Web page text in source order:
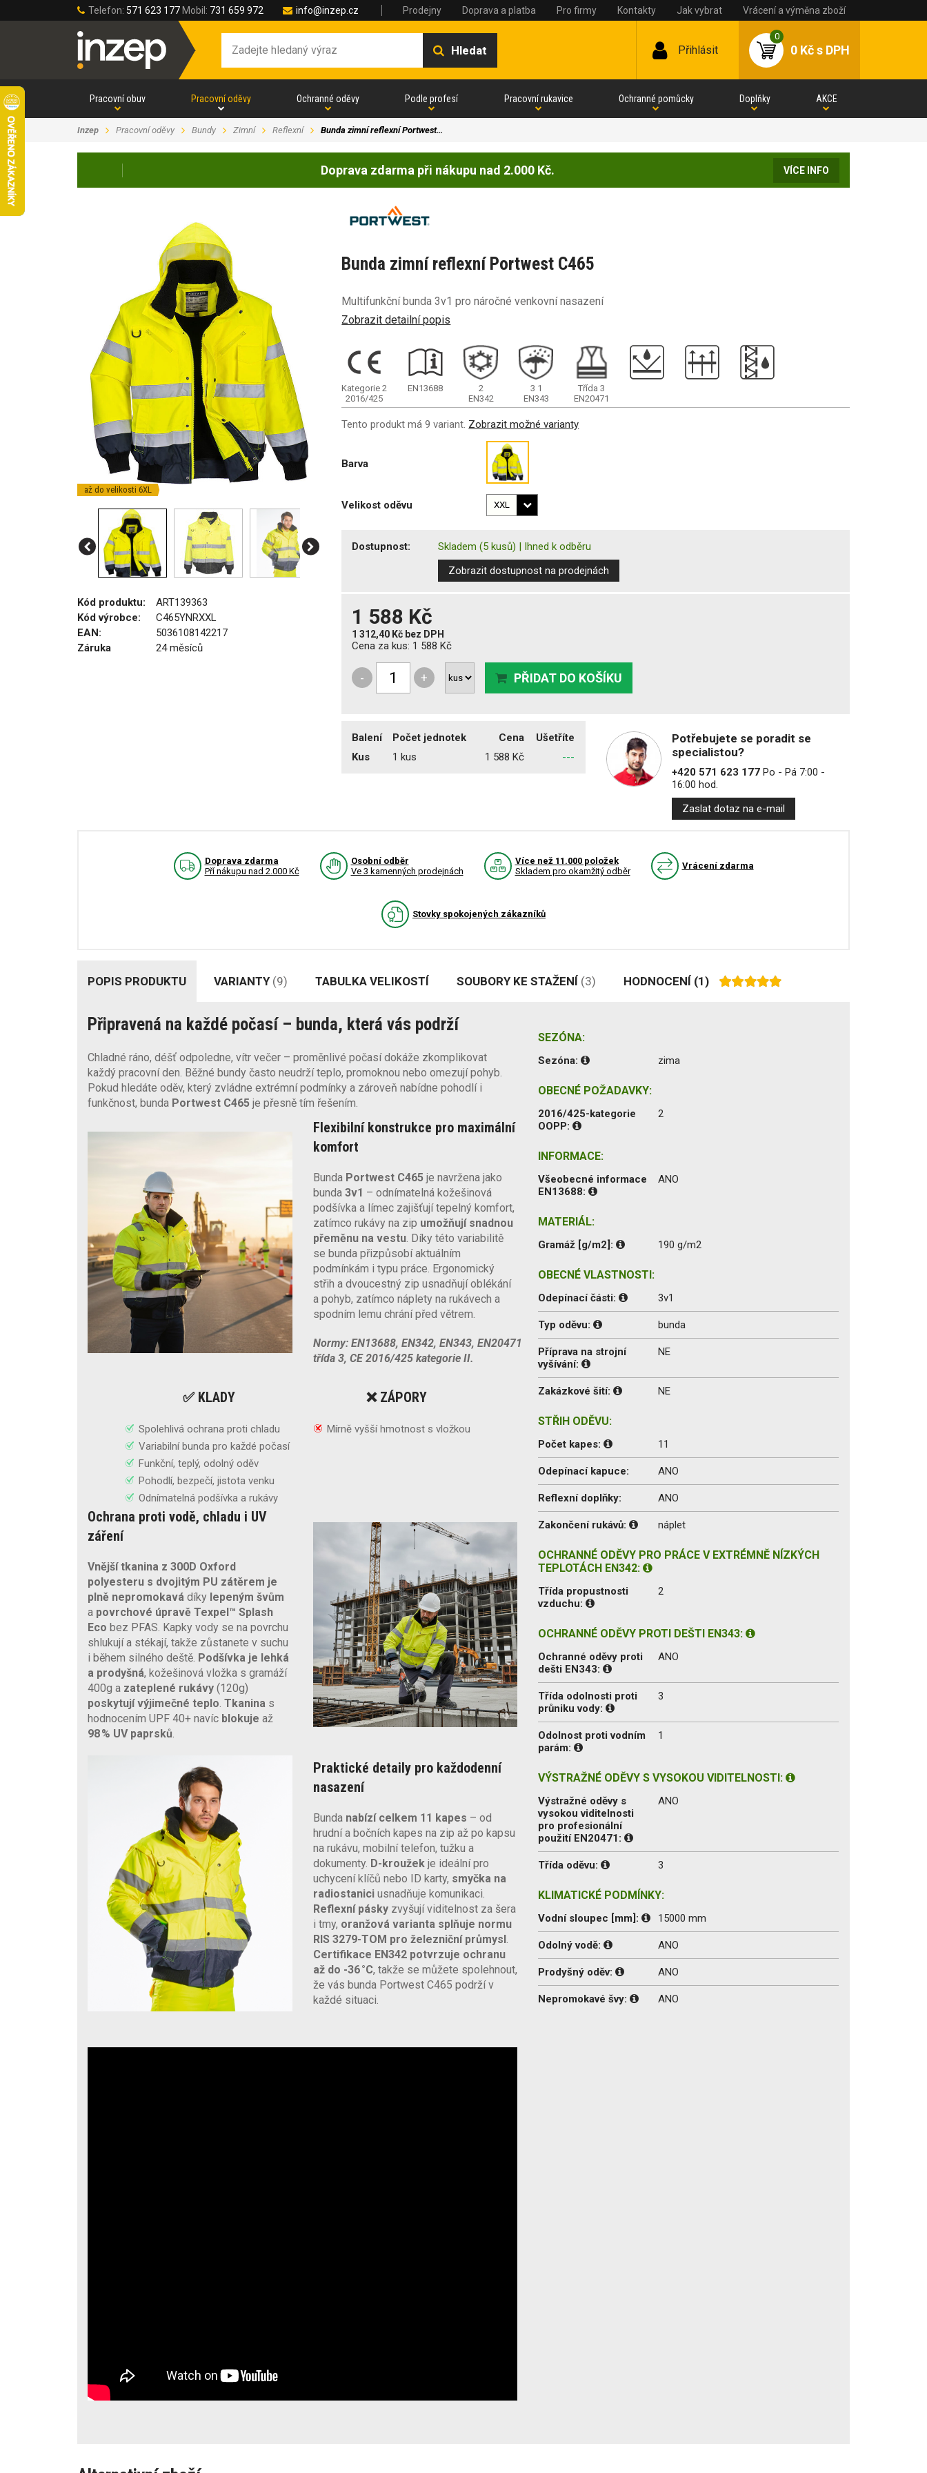
Telefon: 571 623 177 Mobil: 731 659 972 info@inzep.cz Prodejny Doprava a platba Pro firmy Kontakty Jak vybrat Vrácení a výměna zboží
Hledat Přihlásit
0
0 Kčs DPH
Pracovní obuv Pracovní oděvy Ochranné oděvy Podle profesí Pracovní rukavice Ochranné pomůcky Doplňky AKCE
Inzep Pracovní oděvy Bundy Zimní Reflexní Bunda zimní reflexní Portwest…
Doprava zdarma při nákupu nad 2.000 Kč. VÍCE INFO
až do velikosti 6XL
Kód produktu:
ART139363
Kód výrobce:
C465YNRXXL
EAN:
5036108142217
Záruka
24 měsíců
Bunda zimní reflexní Portwest C465
Multifunkční bunda 3v1 pro náročné venkovní nasazení
Zobrazit detailní popis
Kategorie 2
2016/425
EN13688
2
EN342
3 1
EN343
Třída 3
EN20471
Tento produkt má 9 variant. Zobrazit možné varianty
Barva
Velikost oděvu
Dostupnost: Skladem (5 kusů) | Ihned k odběru
Zobrazit dostupnost na prodejnách
1 588 Kč
1 312,40 Kč bez DPH
Cena za kus: 1 588 Kč
- + PŘIDAT DO KOŠÍKU
Balení Počet jednotek Cena
Ušetříte
Kus
1 kus 1 588 Kč ---
Potřebujete se poradit se
specialistou?
+420 571 623 177Po - Pá 7:00 -
16:00 hod.
Zaslat dotaz na e-mail
Doprava zdarma
Pří nákupu nad 2.000 Kč
Osobní odběr
Ve 3 kamenných prodejnách
Více než 11.000 položek
Skladem pro okamžitý odběr
Vrácení zdarma
Stovky spokojených zákazníků
POPIS PRODUKTU VARIANTY (9) TABULKA VELIKOSTÍ SOUBORY KE STAŽENÍ (3) HODNOCENÍ (1)
Připravená na každé počasí – bunda, která vás podrží
Chladné ráno, déšť odpoledne, vítr večer – proměnlivé počasí dokáže zkomplikovat
každý pracovní den. Běžné bundy často neudrží teplo, promoknou nebo omezují pohyb.
Pokud hledáte oděv, který zvládne extrémní podmínky a zároveň nabídne pohodlí i
funkčnost, bunda Portwest C465 je přesně tím řešením.
Flexibilní konstrukce pro maximální
komfort
BundaPortwest C465 je navržena jako
bunda 3v1 – odnímatelná kožešinová
podšívka a límec zajišťují tepelný komfort,
zatímco rukávy na zip umožňují snadnou
přeměnu na vestu. Díky této variabilitě
se bunda přizpůsobí aktuálním
podmínkám i typu práce. Ergonomický
střih a dvoucestný zip usnadňují oblékání
a pohyb, zatímco náplety na rukávech a
spodním lemu chrání před větrem.
Normy: EN13688, EN342, EN343, EN20471
třída 3, CE 2016/425 kategorie II.
✅ KLADY
Spolehlivá ochrana proti chladu
Variabilní bunda pro každé počasí
Funkční, teplý, odolný oděv
Pohodlí, bezpečí, jistota venku
Odnímatelná podšívka a rukávy
❌ ZÁPORY
Mírně vyšší hmotnost s vložkou
Ochrana proti vodě, chladu i UV
záření
Vnější tkanina z 300D Oxford
polyesteru s dvojitým PU zátěrem je
plně nepromokavá díky lepeným švům
a povrchové úpravě Texpel™ Splash
Eco bez PFAS. Kapky vody se na povrchu
shlukují a stékají, takže zůstanete v suchu
i během silného deště. Podšívka je lehká
a prodyšná, kožešinová vložka s gramáží
400g a zateplené rukávy (120g)
poskytují výjimečné teplo. Tkanina s
hodnocením UPF 40+ navíc blokuje až
98 % UV paprsků.
Praktické detaily pro každodenní
nasazení
Bunda nabízí celkem 11 kapes – od
hrudní a bočních kapes na zip až po kapsu
na rukávu, mobilní telefon, tužku a
dokumenty. D-kroužekje ideální pro
uchycení klíčů nebo ID karty, smyčka na
radiostaniciusnadňuje komunikaci.
Reflexní páskyzvyšují viditelnost za šera
i tmy, oranžová varianta splňuje normu
RIS 3279-TOM pro železniční průmysl .
Certifikace EN342 potvrzuje ochranu
až do -36 °C, takže se můžete spolehnout,
že vás bunda Portwest C465 podrží v
každé situaci.
SEZÓNA:
Sezóna: zima
OBECNÉ POŽADAVKY:
2016/425-kategorie
OOPP:
2
INFORMACE:
Všeobecné informace
EN13688:
ANO
MATERIÁL:
Gramáž [g/m2]: 190 g/m2
OBECNÉ VLASTNOSTI:
Odepínací části: 3v1
Typ oděvu: bunda
Příprava na strojní
vyšívání:
NE
Zakázkové šití: NE
STŘIH ODĚVU:
Počet kapes: 11
Odepínací kapuce: ANO
Reflexní doplňky: ANO
Zakončení rukávů: náplet
OCHRANNÉ ODĚVY PRO PRÁCE V EXTRÉMNĚ NÍZKÝCH
TEPLOTÁCH EN342:
Třída propustnosti
vzduchu:
2
OCHRANNÉ ODĚVY PROTI DEŠTI EN343:
Ochranné oděvy proti
dešti EN343:
ANO
Třída odolnosti proti
průniku vody:
3
Odolnost proti vodním
parám:
1
VÝSTRAŽNÉ ODĚVY S VYSOKOU VIDITELNOSTI:
Výstražné oděvy s
vysokou viditelnosti
pro profesionální
použití EN20471:
ANO
Třída oděvu: 3
KLIMATICKÉ PODMÍNKY:
Vodní sloupec [mm]: 15000 mm
Odolný vodě: ANO
Prodyšný oděv: ANO
Nepromokavé švy: ANO